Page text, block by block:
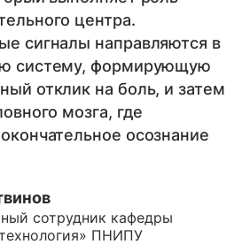
центра.
сигналы направляются в
систему, формирующую
отклик на боль, и затем
мозга, где
осознание
сотрудник кафедры
ПНИПУ